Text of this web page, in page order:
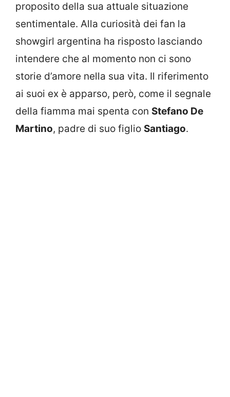
proposito della sua attuale situazione
sentimentale. Alla curiosità dei fan la
showgirl argentina ha risposto lasciando
intendere che al momento non ci sono
storie d’amore nella sua vita. Il riferimento
ai suoi ex è apparso, però, come il segnale
della fiamma mai spenta con Stefano De
Martino, padre di suo figlio Santiago.